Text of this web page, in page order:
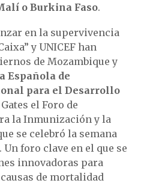
o Burkina Faso.
en la supervivencia
y UNICEF han
de Mozambique y
Española de
para el Desarrollo
el Foro de
la Inmunización y la
se celebró la semana
foro clave en el que se
innovadoras para
de mortalidad